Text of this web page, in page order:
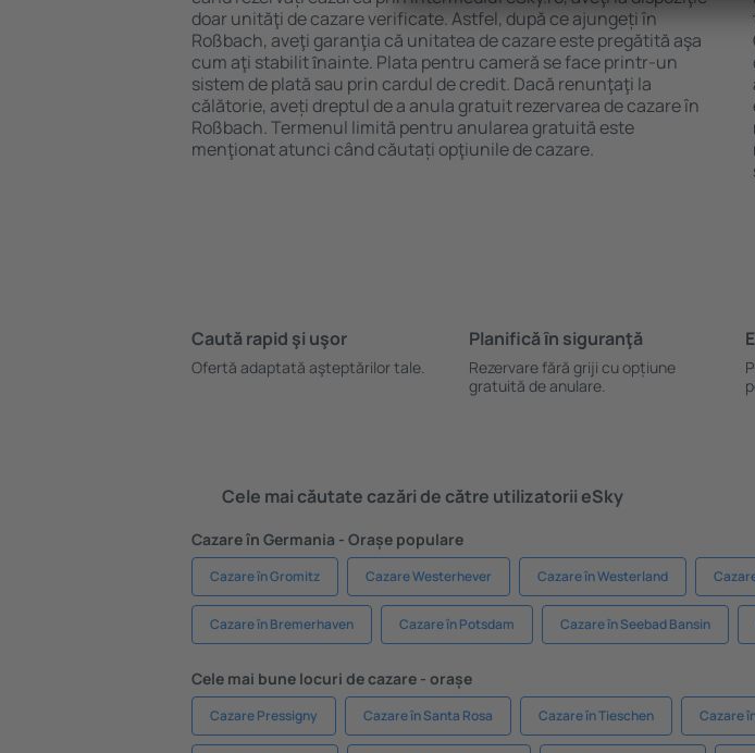
doar unităţi de cazare verificate. Astfel, după ce ajungeți în
Roßbach, aveţi garanţia că unitatea de cazare este pregătită aşa
cum aţi stabilit ȋnainte. Plata pentru cameră se face printr-un
sistem de plată sau prin cardul de credit. Dacă renunţaţi la
călătorie, aveți dreptul de a anula gratuit rezervarea de cazare în
Roßbach. Termenul limită pentru anularea gratuită este
menţionat atunci când căutați opţiunile de cazare.
Caută rapid şi uşor
Ofertă adaptată aşteptărilor tale.
Planifică ȋn siguranţă
Rezervare fără griji cu opțiune
gratuită de anulare.
Cele mai căutate cazări de către utilizatorii eSky
Cazare în Germania - Orașe populare
Cazare în Gromitz Cazare Westerhever Cazare în Westerland
Cazare în Bremerhaven Cazare în Potsdam Cazare în Seebad Bansin
Cele mai bune locuri de cazare - orașe
Cazare Pressigny Cazare în Santa Rosa Cazare în Tieschen Cazare